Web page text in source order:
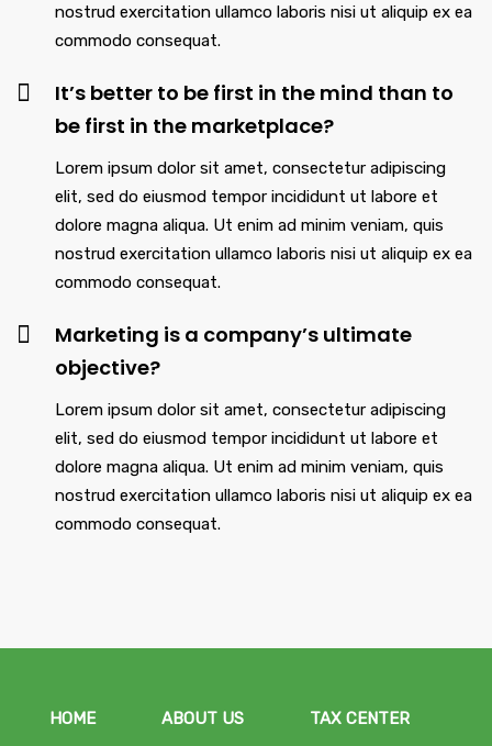
nostrud exercitation ullamco laboris nisi ut aliquip ex ea
commodo consequat.
It’s better to be first in the mind than to
be first in the marketplace?
Lorem ipsum dolor sit amet, consectetur adipiscing
elit, sed do eiusmod tempor incididunt ut labore et
dolore magna aliqua. Ut enim ad minim veniam, quis
nostrud exercitation ullamco laboris nisi ut aliquip ex ea
commodo consequat.
Marketing is a company’s ultimate
objective?
Lorem ipsum dolor sit amet, consectetur adipiscing
elit, sed do eiusmod tempor incididunt ut labore et
dolore magna aliqua. Ut enim ad minim veniam, quis
nostrud exercitation ullamco laboris nisi ut aliquip ex ea
commodo consequat.
HOME ABOUT US
TAX CENTER